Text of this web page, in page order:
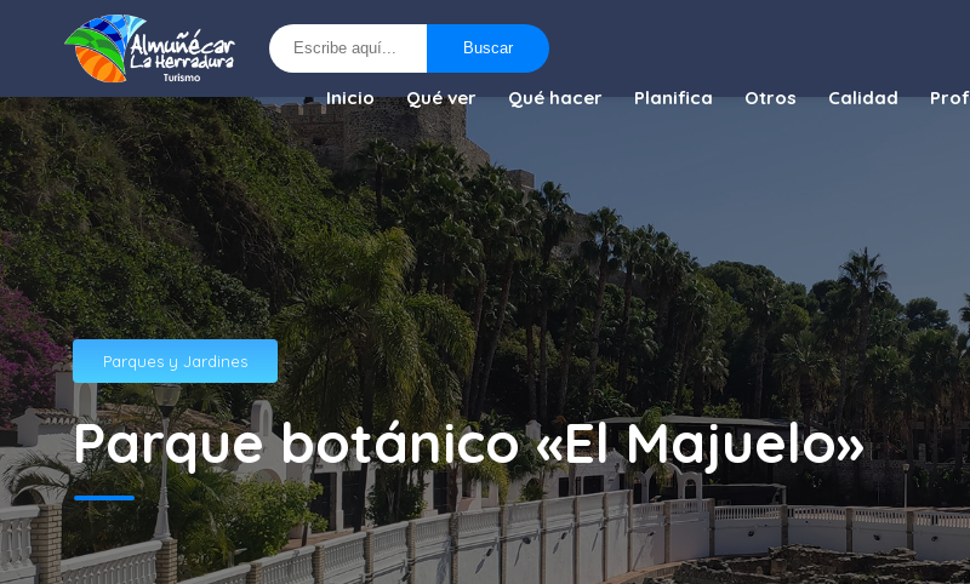
Buscar
Inicio Qué ver Qué hacer Planifica Otros Calidad
Parques y Jardines
Parque botánico «El Majuelo»